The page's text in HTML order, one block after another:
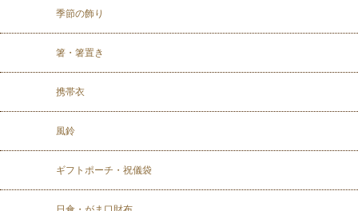
季節の飾り
箸・箸置き
携帯衣
風鈴
ギフトポーチ・祝儀袋